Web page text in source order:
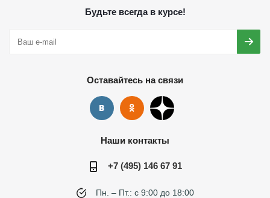
Будьте всегда в курсе!
Оставайтесь на связи
Наши контакты
+7 (495) 146 67 91
Пн. – Пт.: с 9:00 до 18:00